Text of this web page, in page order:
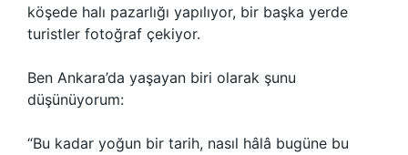
köşede halı pazarlığı yapılıyor, bir başka yerde
turistler fotoğraf çekiyor.
Ben Ankara’da yaşayan biri olarak şunu
düşünüyorum:
“Bu kadar yoğun bir tarih, nasıl hâlâ bugüne bu